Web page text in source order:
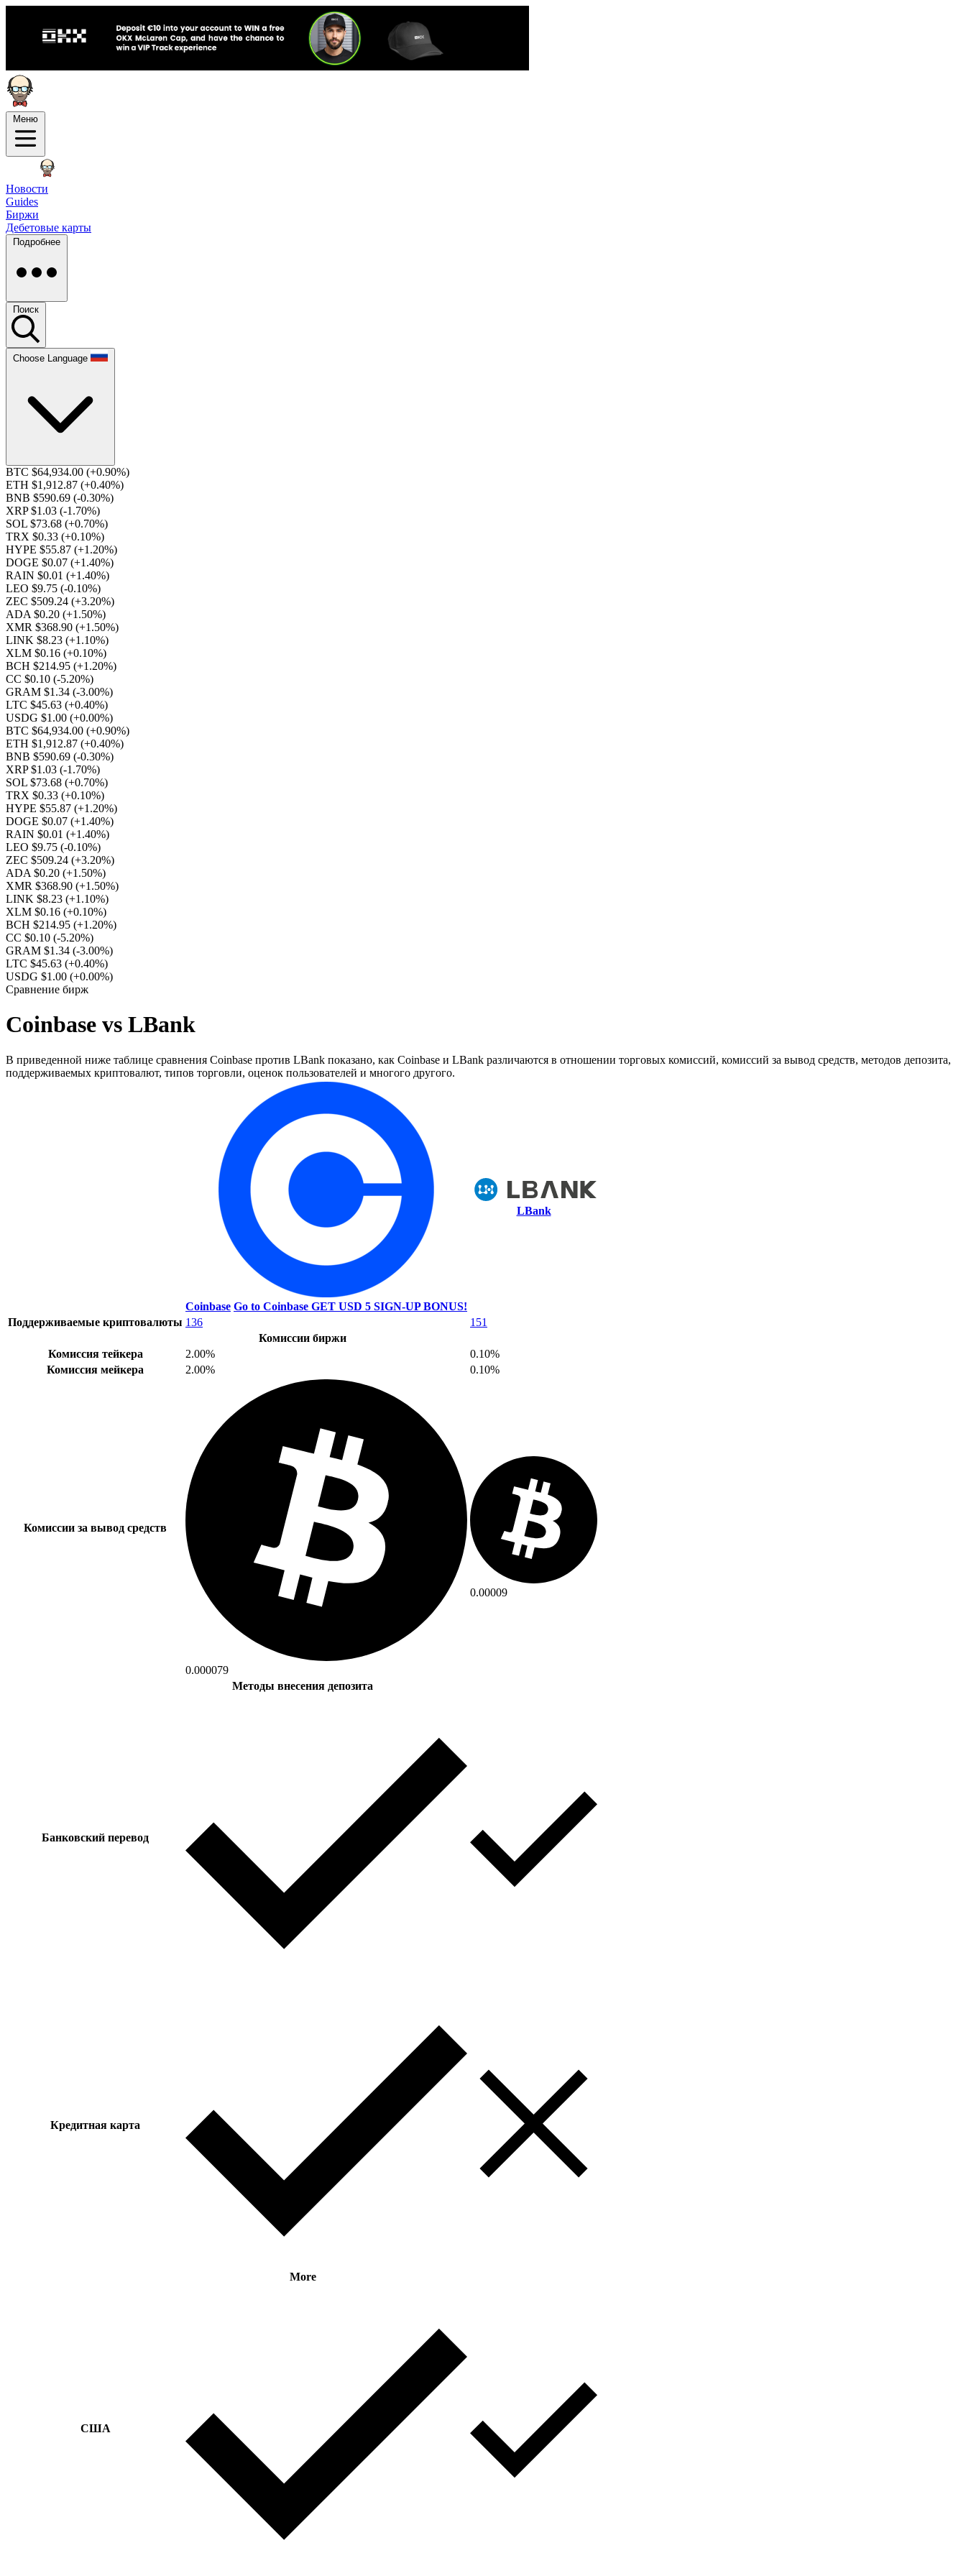
Меню
Новости
Guides
Биржи
Дебетовые карты
Подробнее
Поиск
Choose Language
BTC $64,934.00 (+0.90%)
ETH $1,912.87 (+0.40%)
BNB $590.69 (-0.30%)
XRP $1.03 (-1.70%)
SOL $73.68 (+0.70%)
TRX $0.33 (+0.10%)
HYPE $55.87 (+1.20%)
DOGE $0.07 (+1.40%)
RAIN $0.01 (+1.40%)
LEO $9.75 (-0.10%)
ZEC $509.24 (+3.20%)
ADA $0.20 (+1.50%)
XMR $368.90 (+1.50%)
LINK $8.23 (+1.10%)
XLM $0.16 (+0.10%)
BCH $214.95 (+1.20%)
CC $0.10 (-5.20%)
GRAM $1.34 (-3.00%)
LTC $45.63 (+0.40%)
USDG $1.00 (+0.00%)
BTC $64,934.00 (+0.90%)
ETH $1,912.87 (+0.40%)
BNB $590.69 (-0.30%)
XRP $1.03 (-1.70%)
SOL $73.68 (+0.70%)
TRX $0.33 (+0.10%)
HYPE $55.87 (+1.20%)
DOGE $0.07 (+1.40%)
RAIN $0.01 (+1.40%)
LEO $9.75 (-0.10%)
ZEC $509.24 (+3.20%)
ADA $0.20 (+1.50%)
XMR $368.90 (+1.50%)
LINK $8.23 (+1.10%)
XLM $0.16 (+0.10%)
BCH $214.95 (+1.20%)
CC $0.10 (-5.20%)
GRAM $1.34 (-3.00%)
LTC $45.63 (+0.40%)
USDG $1.00 (+0.00%)
Сравнение бирж
Coinbase vs LBank
В приведенной ниже таблице сравнения Coinbase против LBank показано, как Coinbase и LBank различаются в отношении торговых комиссий, комиссий за вывод средств, методов депозита,
поддерживаемых криптовалют, типов торговли, оценок пользователей и многого другого.
Coinbase Go to Coinbase GET USD 5 SIGN-UP BONUS!
LBank
Поддерживаемые криптовалюты 136
151
Комиссии биржи
Комиссия тейкера
2.00%
0.10%
Комиссия мейкера
2.00% 0.10%
Комиссии за вывод средств
0.000079
0.00009
Методы внесения депозита
Банковский перевод
Кредитная карта
More
США